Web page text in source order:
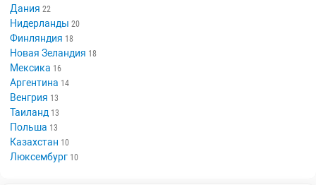
Дания 22
Нидерланды 20
Финляндия 18
Новая Зеландия 18
Мексика 16
Аргентина 14
Венгрия 13
Таиланд 13
Польша 13
Казахстан 10
Люксембург 10